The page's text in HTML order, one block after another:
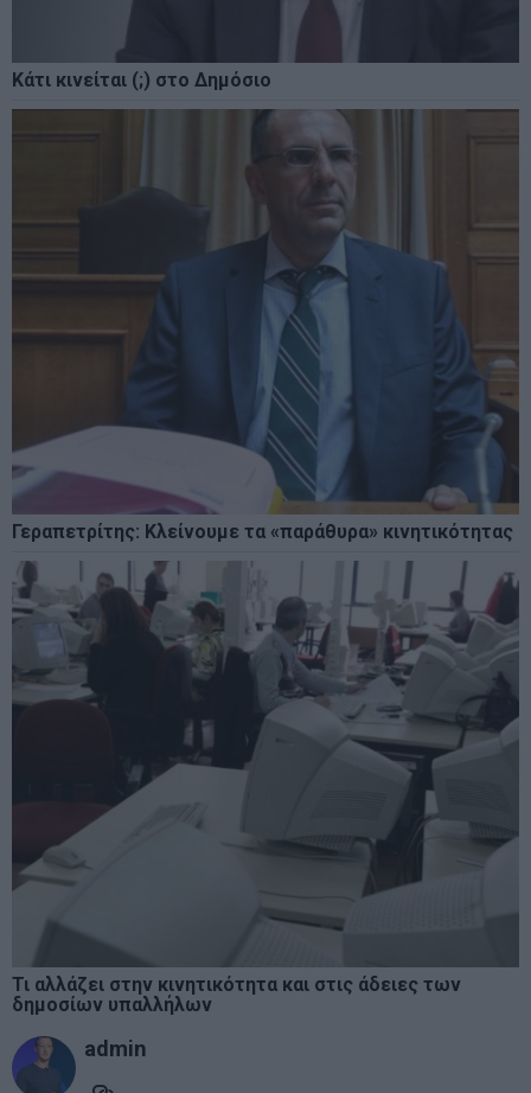
Κάτι κινείται (;) στο Δημόσιο
Γεραπετρίτης: Κλείνουμε τα «παράθυρα» κινητικότητας
Τι αλλάζει στην κινητικότητα και στις άδειες των
δημοσίων υπαλλήλων
admin